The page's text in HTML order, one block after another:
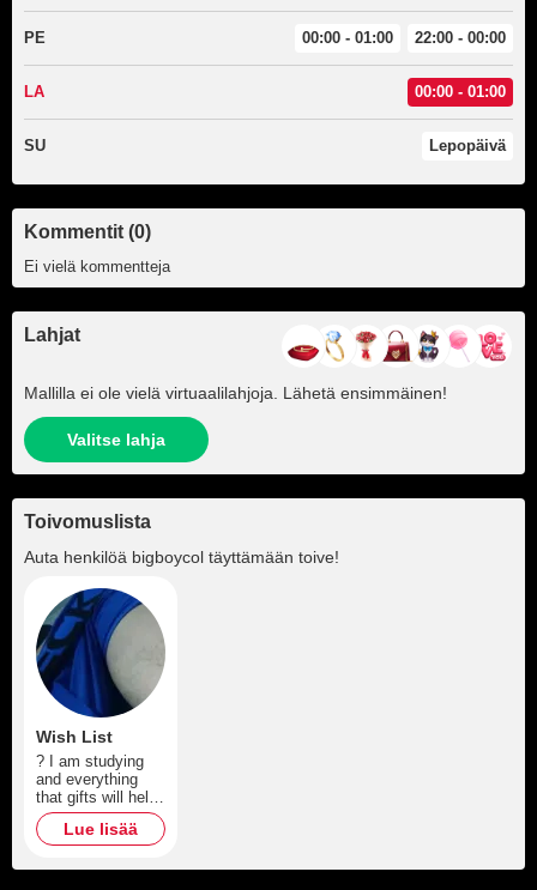
PE 00:00 - 01:00 22:00 - 00:00
LA 00:00 - 01:00
SU Lepopäivä
Kommentit (0)
Ei vielä kommentteja
Lahjat
Mallilla ei ole vielä virtuaalilahjoja. Lähetä ensimmäinen!
Valitse lahja
Toivomuslista
Auta henkilöä bigboycol täyttämään toive!
Wish List
? I am studying
and everything
that gifts will help
me to fulfill my
career and reach
my goals. Each
contribution
Lue lisää